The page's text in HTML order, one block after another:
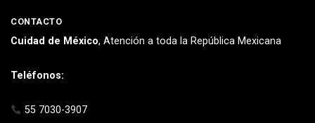
CONTACTO
Cuidad de México, Atención a toda la República Mexicana
Teléfonos:
55 7030-3907